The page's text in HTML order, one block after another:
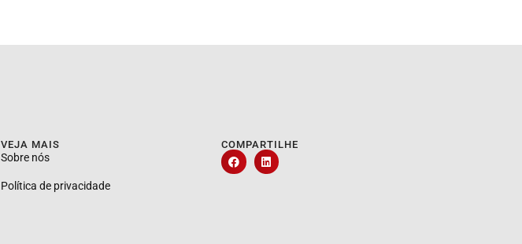
VEJA MAIS
Sobre nós
Política de privacidade
COMPARTILHE